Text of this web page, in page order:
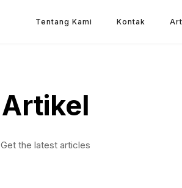
Tentang Kami Kontak
Artikel
Get the latest articles